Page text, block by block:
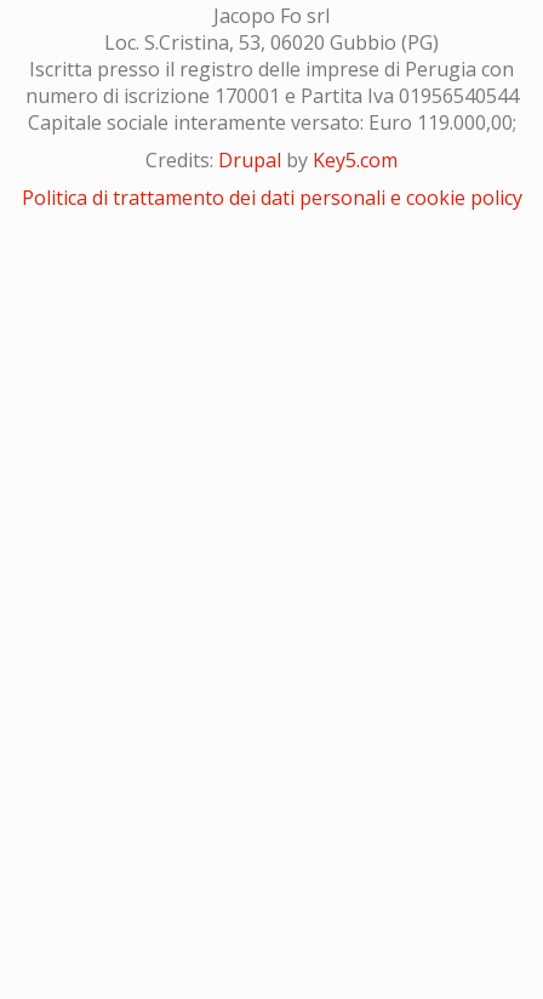
Jacopo Fo srl
Loc. S.Cristina, 53, 06020 Gubbio (PG)
Iscritta presso il registro delle imprese di Perugia con
numero di iscrizione 170001 e Partita Iva 01956540544
Capitale sociale interamente versato: Euro 119.000,00;
Credits: Drupal by Key5.com
Politica di trattamento dei dati personali e cookie policy